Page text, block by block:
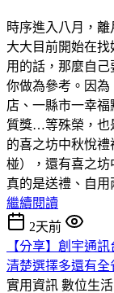
時序進入八月，
大大目前開始在
用的話，那麼自
你做為參考。因為
店、一縣市一幸
質獎…等殊榮，也
的喜之坊中秋悅
椪），還有喜之坊
真的是送禮、自用
繼續閱讀
2天前
【分享】創宇通
清楚選擇多還有
實用資訊 數位生活